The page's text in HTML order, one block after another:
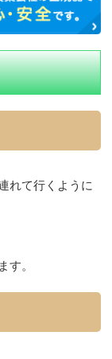
れて行くように
。